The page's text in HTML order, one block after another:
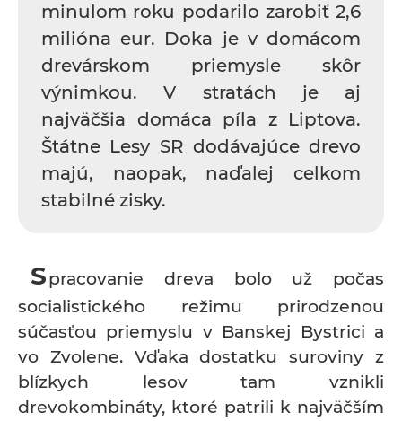
minulom roku podarilo zarobiť 2,6
milióna eur. Doka je v domácom
drevárskom priemysle skôr
výnimkou. V stratách je aj
najväčšia domáca píla z Liptova.
Štátne Lesy SR dodávajúce drevo
majú, naopak, naďalej celkom
stabilné zisky.
Spracovanie dreva bolo už počas
socialistického režimu prirodzenou
súčasťou priemyslu v Banskej Bystrici a
vo Zvolene. Vďaka dostatku suroviny z
blízkych lesov tam vznikli
drevokombináty, ktoré patrili k najväčším